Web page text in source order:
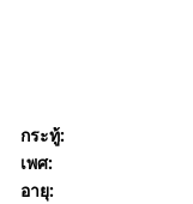
กระทู้:
เพศ:
อายุ: